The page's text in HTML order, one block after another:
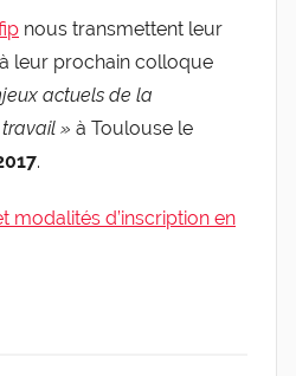
r
g
l
e
v
s
nous transmettent leur
leur prochain colloque
actuels de la
» à Toulouse le
.
modalités d’inscription en